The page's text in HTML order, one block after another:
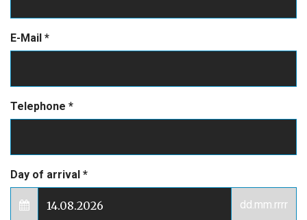
E-Mail *
Telephone *
Day of arrival *
dd.mm.rrrr